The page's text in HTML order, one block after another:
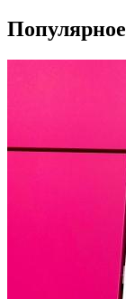
Популярное